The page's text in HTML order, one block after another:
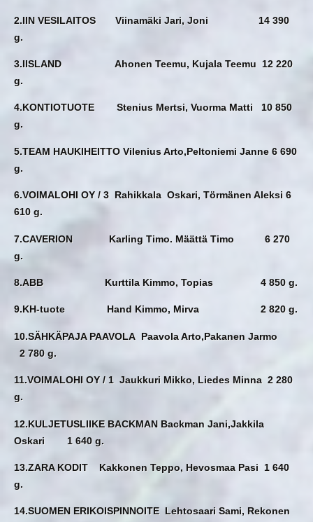
2.IIN VESILAITOS Viinamäki Jari, Joni 14 390
g.
3.IISLAND Ahonen Teemu, Kujala Teemu 12 220
g.
4.KONTIOTUOTE Stenius Mertsi, Vuorma Matti 10 850
g.
5.TEAM HAUKIHEITTO Vilenius Arto,Peltoniemi Janne 6 690
g.
6.VOIMALOHI OY / 3 Rahikkala Oskari, Törmänen Aleksi 6
610 g.
7.CAVERION Karling Timo. Määttä Timo 6 270
g.
8.ABB Kurttila Kimmo, Topias 4 850 g.
9.KH-tuote Hand Kimmo, Mirva 2 820 g.
10.SÄHKÄPAJA PAAVOLA Paavola Arto,Pakanen Jarmo
2 780 g.
11.VOIMALOHI OY / 1 Jaukkuri Mikko, Liedes Minna 2 280
g.
12.KULJETUSLIIKE BACKMAN Backman Jani,Jakkila
Oskari 1 640 g.
13.ZARA KODIT Kakkonen Teppo, Hevosmaa Pasi 1 640
g.
14.SUOMEN ERIKOISPINNOITE Lehtosaari Sami, Rekonen